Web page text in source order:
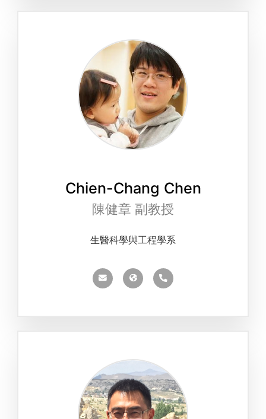
Chien-Chang Chen
陳健章 副教授
生醫科學與工程學系